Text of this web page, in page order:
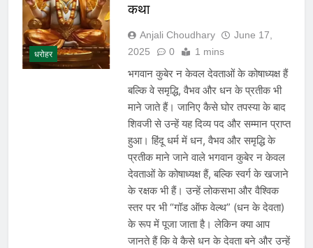
धरोहर
कथा
Anjali Choudhary
June 17,
2025
0 1 mins
भगवान कुबेर न केवल देवताओं के कोषाध्यक्ष हैं
बल्कि वे समृद्धि, वैभव और धन के प्रतीक भी
माने जाते हैं। जानिए कैसे घोर तपस्या के बाद
शिवजी से उन्हें यह दिव्य पद और सम्मान प्राप्त
हुआ। हिंदू धर्म में धन, वैभव और समृद्धि के
प्रतीक माने जाने वाले भगवान कुबेर न केवल
देवताओं के कोषाध्यक्ष हैं, बल्कि स्वर्ग के खजाने
के रक्षक भी हैं। उन्हें लोकसभा और वैश्विक
स्तर पर भी “गॉड ऑफ वेल्थ” (धन के देवता)
के रूप में पूजा जाता है। लेकिन क्या आप
जानते हैं कि वे कैसे धन के देवता बने और उन्हें